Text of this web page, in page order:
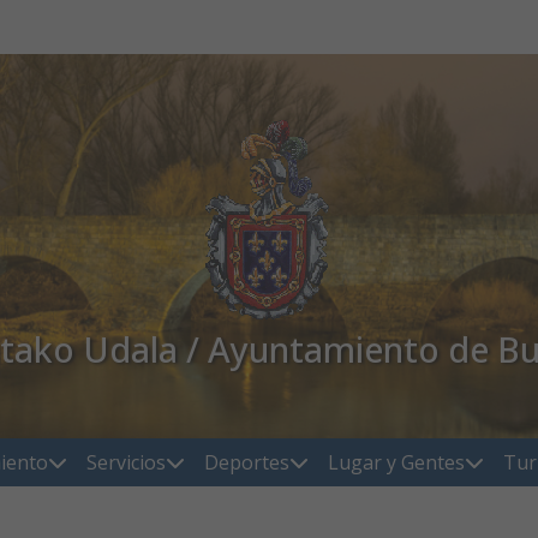
Udala / Ayuntamiento de
Servicios Deportes Lugar y Gentes